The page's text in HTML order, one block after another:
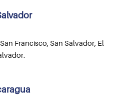
Francisco, San Salvador, El